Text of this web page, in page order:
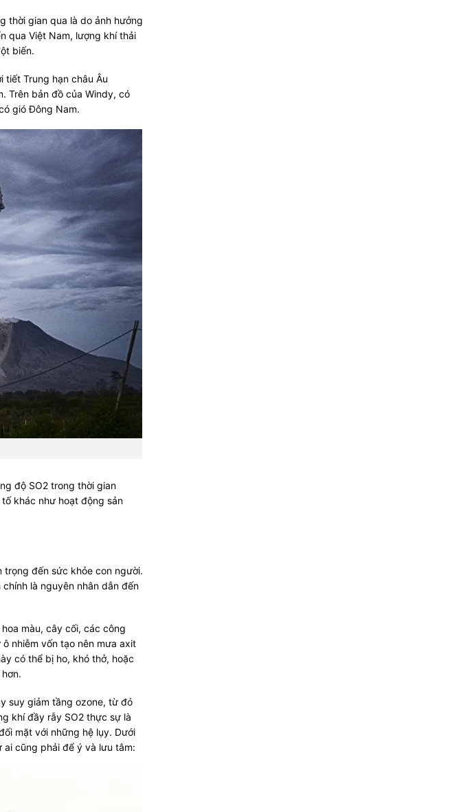
thời gian qua là do ảnh hưởng
qua Việt Nam, lượng khí thải
biến.
tiết Trung hạn châu Âu
Trên bản đồ của Windy, có
gió Đông Nam.
độ SO2 trong thời gian
khác như hoạt động sản
trọng đến sức khỏe con người.
là nguyên nhân dẫn đến
màu, cây cối, các công
nhiễm vốn tạo nên mưa axit
có thể bị ho, khó thở, hoặc
suy giảm tầng ozone, từ đó
khí đầy rẫy SO2 thực sự là
mặt với những hệ lụy. Dưới
cũng phải để ý và lưu tâm: